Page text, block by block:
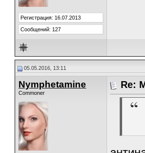
Регистрация: 16.07.2013
Сообщений: 127
05.05.2016, 13:11
Nymphetamine
Commoner
Re: